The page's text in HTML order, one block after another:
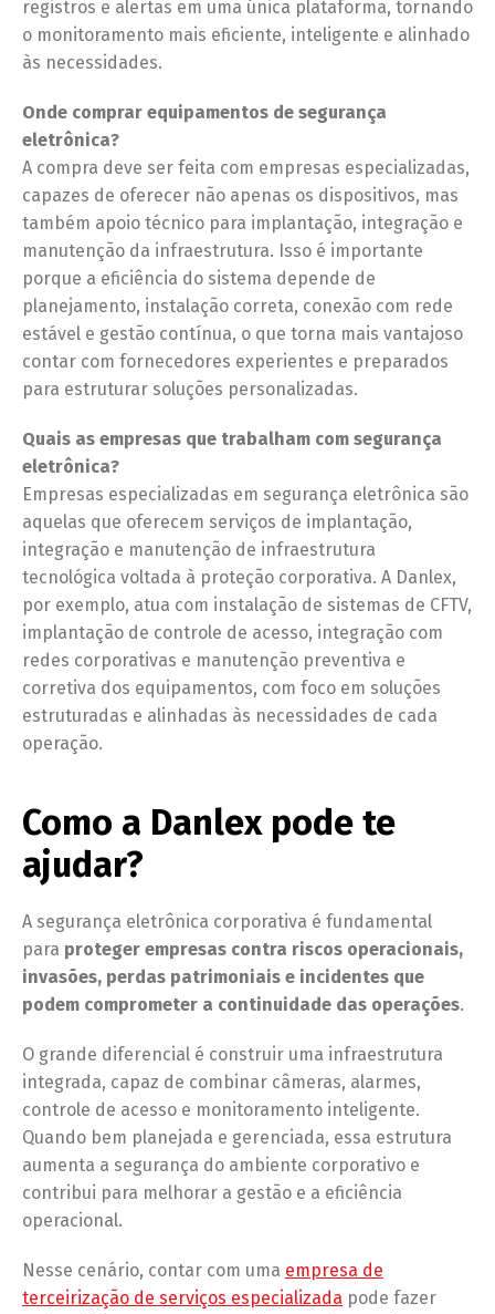
registros e alertas em uma única plataforma, tornando
o monitoramento mais eficiente, inteligente e alinhado
às necessidades.
Onde comprar equipamentos de segurança
eletrônica?
A compra deve ser feita com empresas especializadas,
capazes de oferecer não apenas os dispositivos, mas
também apoio técnico para implantação, integração e
manutenção da infraestrutura. Isso é importante
porque a eficiência do sistema depende de
planejamento, instalação correta, conexão com rede
estável e gestão contínua, o que torna mais vantajoso
contar com fornecedores experientes e preparados
para estruturar soluções personalizadas.
Quais as empresas que trabalham com segurança
eletrônica?
Empresas especializadas em segurança eletrônica são
aquelas que oferecem serviços de implantação,
integração e manutenção de infraestrutura
tecnológica voltada à proteção corporativa. A Danlex,
por exemplo, atua com instalação de sistemas de CFTV,
implantação de controle de acesso, integração com
redes corporativas e manutenção preventiva e
corretiva dos equipamentos, com foco em soluções
estruturadas e alinhadas às necessidades de cada
operação.
Como a Danlex pode te
ajudar?
A segurança eletrônica corporativa é fundamental
para proteger empresas contra riscos operacionais,
invasões, perdas patrimoniais e incidentes que
podem comprometer a continuidade das operações.
O grande diferencial é construir uma infraestrutura
integrada, capaz de combinar câmeras, alarmes,
controle de acesso e monitoramento inteligente.
Quando bem planejada e gerenciada, essa estrutura
aumenta a segurança do ambiente corporativo e
contribui para melhorar a gestão e a eficiência
operacional.
Nesse cenário, contar com uma empresa de
terceirização de serviços especializada pode fazer